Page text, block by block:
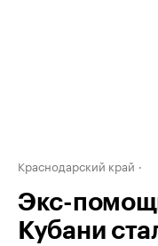
Краснодарский край
Экс-
Кубани